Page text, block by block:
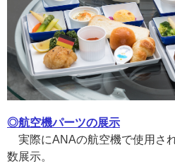
◎航空機パーツの展示
実際にANAの航空機で使用さ
数展示。